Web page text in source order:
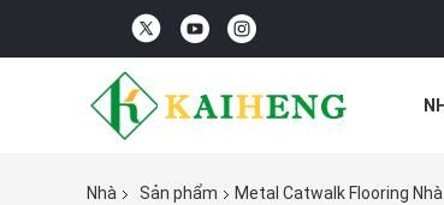
Nhà
Sản phẩm Metal Catwalk Flooring